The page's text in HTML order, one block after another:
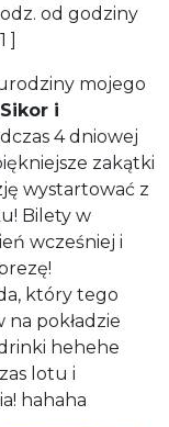
od godziny
mojego
i
4 dniowej
zakątki
wystartować z
Bilety w
wcześniej i
który tego
pokładzie
hehehe
lotu i
hahaha